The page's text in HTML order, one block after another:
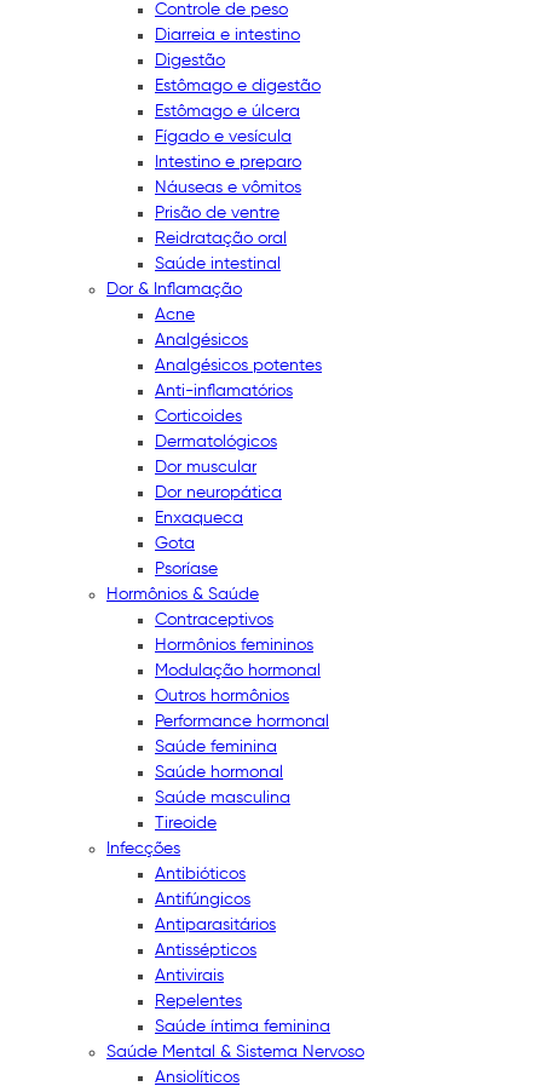
Controle de peso
Diarreia e intestino
Digestão
Estômago e digestão
Estômago e úlcera
Fígado e vesícula
Intestino e preparo
Náuseas e vômitos
Prisão de ventre
Reidratação oral
Saúde intestinal
Dor & Inflamação
Acne
Analgésicos
Analgésicos potentes
Anti-inflamatórios
Corticoides
Dermatológicos
Dor muscular
Dor neuropática
Enxaqueca
Gota
Psoríase
Hormônios & Saúde
Contraceptivos
Hormônios femininos
Modulação hormonal
Outros hormônios
Performance hormonal
Saúde feminina
Saúde hormonal
Saúde masculina
Tireoide
Infecções
Antibióticos
Antifúngicos
Antiparasitários
Antissépticos
Antivirais
Repelentes
Saúde íntima feminina
Saúde Mental & Sistema Nervoso
Ansiolíticos